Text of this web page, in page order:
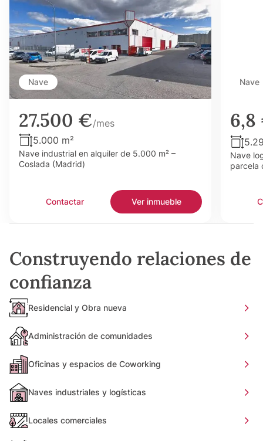
Nave
27.500 €/mes
5.000 m²
Nave industrial en alquiler de 5.000 m² –
Coslada (Madrid)
Contactar Ver inmueble
Nave
Nave
parcela
Construyendo relaciones de
confianza
Residencial y Obra nueva
Administración de comunidades
Oficinas y espacios de Coworking
Naves industriales y logísticas
Locales comerciales